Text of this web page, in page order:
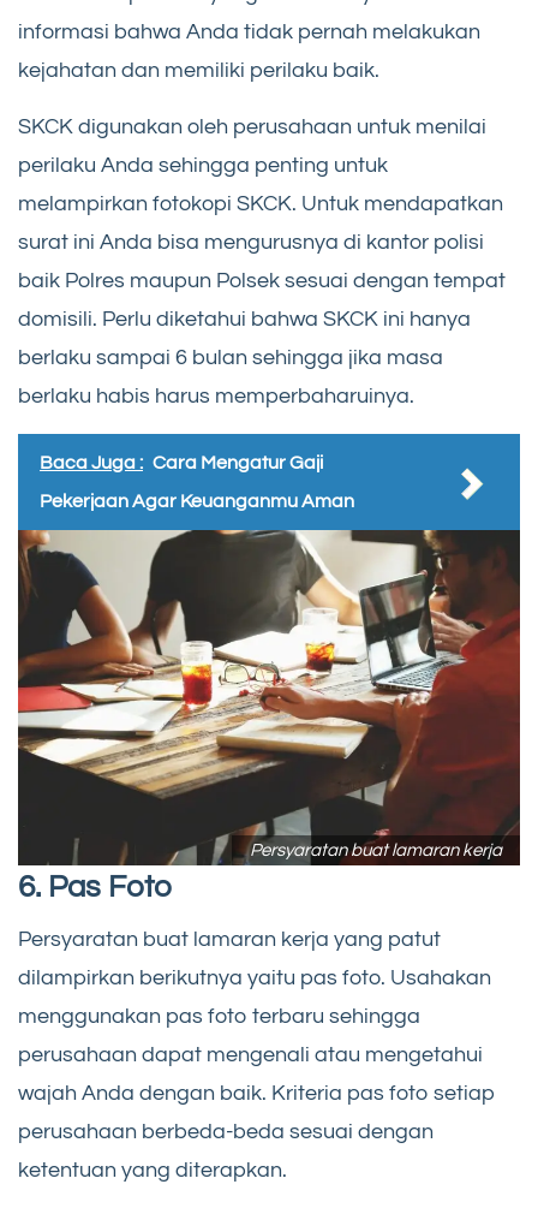
informasi bahwa Anda tidak pernah melakukan
kejahatan dan memiliki perilaku baik.
SKCK digunakan oleh perusahaan untuk menilai
perilaku Anda sehingga penting untuk
melampirkan fotokopi SKCK. Untuk mendapatkan
surat ini Anda bisa mengurusnya di kantor polisi
baik Polres maupun Polsek sesuai dengan tempat
domisili. Perlu diketahui bahwa SKCK ini hanya
berlaku sampai 6 bulan sehingga jika masa
berlaku habis harus memperbaharuinya.
Baca Juga : Cara Mengatur Gaji
Pekerjaan Agar Keuanganmu Aman
Persyaratan buat lamaran kerja
6. Pas Foto
Persyaratan buat lamaran kerja yang patut
dilampirkan berikutnya yaitu pas foto. Usahakan
menggunakan pas foto terbaru sehingga
perusahaan dapat mengenali atau mengetahui
wajah Anda dengan baik. Kriteria pas foto setiap
perusahaan berbeda-beda sesuai dengan
ketentuan yang diterapkan.